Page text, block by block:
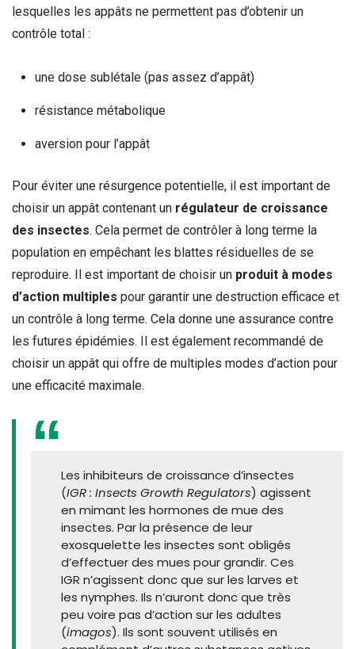
lesquelles les appâts ne permettent pas d’obtenir un
contrôle total :
une dose sublétale (pas assez d’appât)
résistance métabolique
aversion pour l’appât
Pour éviter une résurgence potentielle, il est important de
choisir un appât contenant un régulateur de croissance
des insectes. Cela permet de contrôler à long terme la
population en empêchant les blattes résiduelles de se
reproduire. Il est important de choisir un produit à modes
d’action multiples pour garantir une destruction efficace et
un contrôle à long terme. Cela donne une assurance contre
les futures épidémies. Il est également recommandé de
choisir un appât qui offre de multiples modes d’action pour
une efficacité maximale.
Les inhibiteurs de croissance d’insectes
(IGR : Insects Growth Regulators) agissent
en mimant les hormones de mue des
insectes. Par la présence de leur
exosquelette les insectes sont obligés
d’effectuer des mues pour grandir. Ces
IGR n’agissent donc que sur les larves et
les nymphes. Ils n’auront donc que très
peu voire pas d’action sur les adultes
(imagos). Ils sont souvent utilisés en